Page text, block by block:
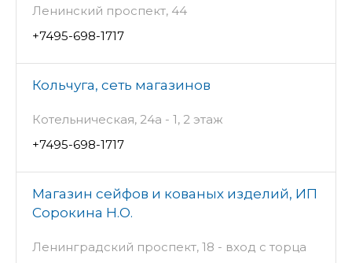
Ленинский проспект, 44
+7495-698-1717
Кольчуга, сеть магазинов
Котельническая, 24а - 1, 2 этаж
+7495-698-1717
Магазин сейфов и кованых изделий, ИП
Сорокина Н.О.
Ленинградский проспект, 18 - вход с торца